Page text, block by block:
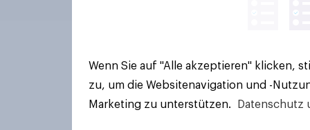
Wenn Sie auf "Alle akzeptieren" klicken,
zu, um die Websitenavigation und -
Marketing zu unterstützen.
Datenschutz